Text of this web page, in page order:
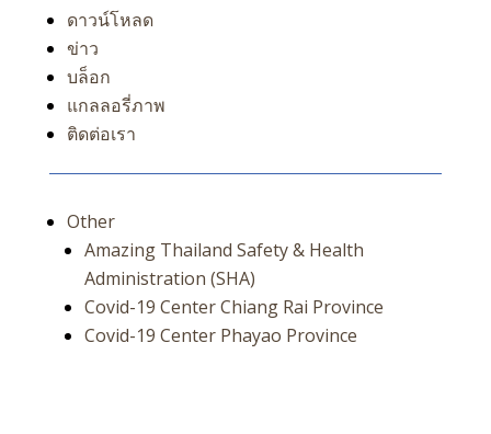
ดาวน์โหลด
ข่าว
บล็อก
แกลลอรี่ภาพ
ติดต่อเรา
Other
Amazing Thailand Safety & Health
Administration (SHA)
Covid-19 Center Chiang Rai Province
Covid-19 Center Phayao Province